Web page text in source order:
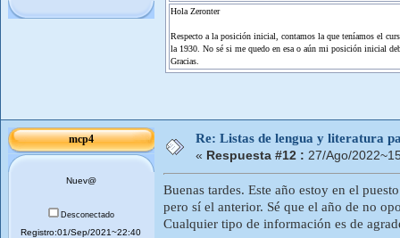
Hola Zeronter
Respecto a la posición inicial, contamos la que teníamos el
la 1930. No sé si me quedo en esa o aún mi posición inicial
Gracias.
mcp4
Nuev@
Desconectado
Registro:01/Sep/2021~22:40
Re: Listas de lengua y literatura
« Respuesta #12 : 27/Ago/
Buenas tardes. Este año estoy en el
pero sí el anterior. Sé que el año de no
Cualquier tipo de información es de